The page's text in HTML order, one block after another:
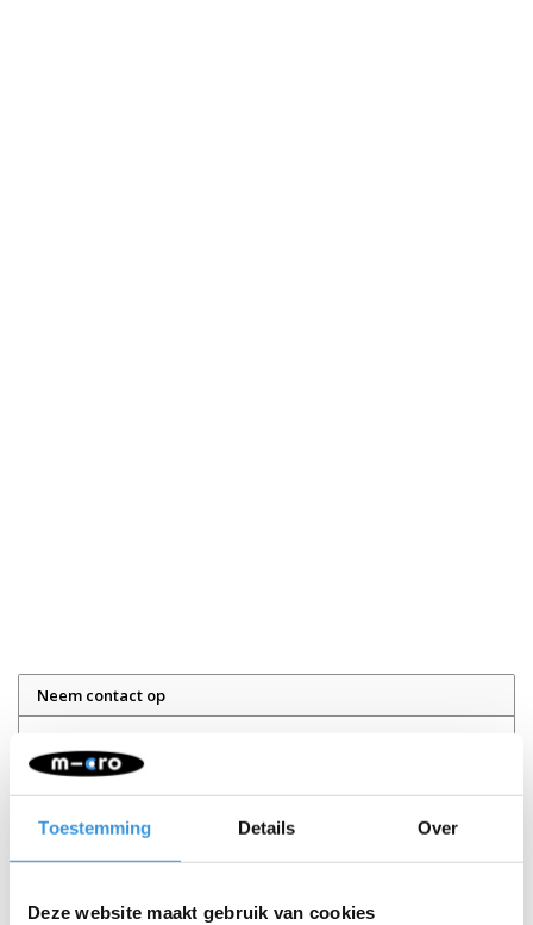
Toestemming Details Over
Deze website maakt gebruik van cookies
Neem contact op
Naam:*
Bedrijf:
E-mail:*